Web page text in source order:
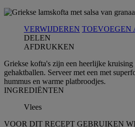
VERWIJDEREN TOEVOEGEN
DELEN
AFDRUKKEN
Griekse kofta's zijn een heerlijke kruising
gehaktballen. Serveer met een met
hummus en warme platbroodjes.
INGREDIЁNTEN
Vlees
VOOR DIT RECEPT GEBRUIKEN